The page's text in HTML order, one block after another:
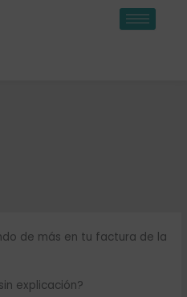
de más en tu factura de la
explicación?